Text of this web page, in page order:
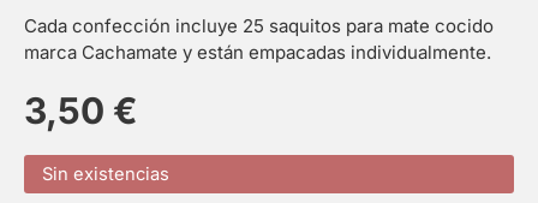
Cada confección incluye 25 saquitos para mate cocido
marca Cachamate y están empacadas individualmente.
3,50 €
Sin existencias